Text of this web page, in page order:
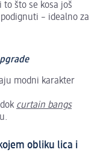
što se kosa još
– idealno za
modni karakter
curtain bangs
obliku lica i